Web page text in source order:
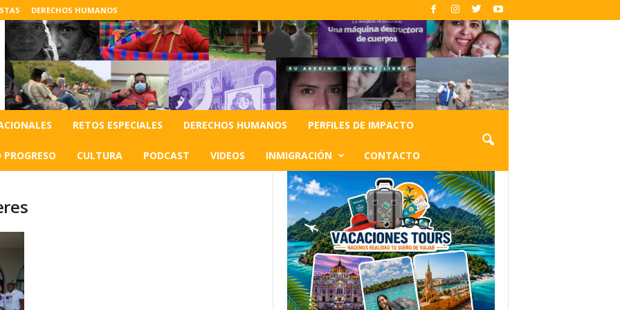
DERECHOS HUMANOS
RETOS ESPECIALES DERECHOS HUMANOS PERFILES DE IMPACTO
PROGRESO CULTURA PODCAST VIDEOS INMIGRACIÓN CONTACTO